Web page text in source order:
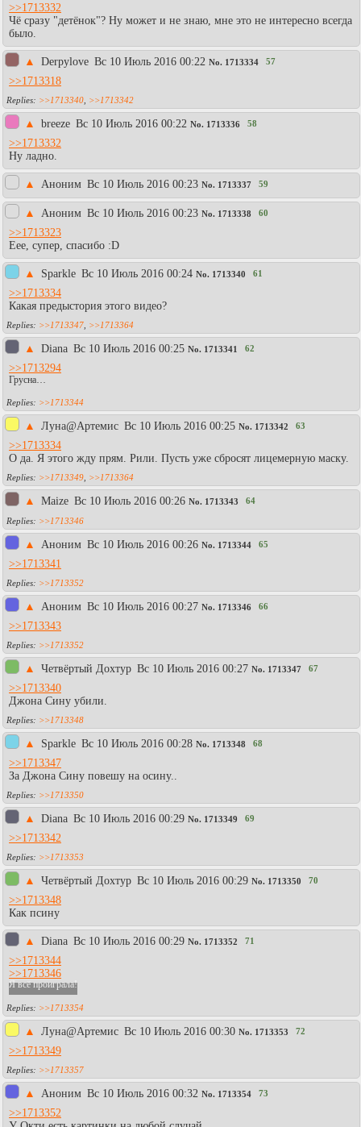
>>1713332
Чё сразу "детёнок"? Ну может и не знаю, мне это не интересно всегда
было.
▲ Derpylove Вc 10 Июль 2016 00:22 No. 1713334 57
>>1713318
>>1713340 >>1713342
▲ breeze Вc 10 Июль 2016 00:22 No. 1713336 58
>>1713332
Ну ладно.
▲ Аноним Вc 10 Июль 2016 00:23 No. 1713337 59
▲ Аноним Вc 10 Июль 2016 00:23 No. 1713338 60
>>1713323
Еее, супер, спасибо :D
▲ Sparkle Вc 10 Июль 2016 00:24 No. 1713340 61
>>1713334
Какая предыстория этого видео?
>>1713347 >>1713364
▲ Diаna Вc 10 Июль 2016 00:25 No. 1713341 62
>>1713294
Грусна…
>>1713344
▲ Луна@Артемис Вc 10 Июль 2016 00:25 No. 1713342 63
>>1713334
О да. Я этого жду прям. Рили. Пусть уже сбросят лицемерную маску.
>>1713349 >>1713364
▲ Maize Вc 10 Июль 2016 00:26 No. 1713343 64
>>1713346
▲ Aнoним Вc 10 Июль 2016 00:26 No. 1713344 65
>>1713341
>>1713352
▲ Aнoним Вc 10 Июль 2016 00:27 No. 1713346 66
>>1713343
>>1713352
▲ Четвёртый Дохтур Вc 10 Июль 2016 00:27 No. 1713347 67
>>1713340
Джона Сину убили.
>>1713348
▲ Sparkle Вc 10 Июль 2016 00:28 No. 1713348 68
>>1713347
За Джона Сину повешу на осину..
>>1713350
▲ Diаna Вc 10 Июль 2016 00:29 No. 1713349 69
>>1713342
>>1713353
▲ Четвёртый Дохтур Вc 10 Июль 2016 00:29 No. 1713350 70
>>1713348
Как псину
▲ Diаna Вc 10 Июль 2016 00:29 No. 1713352 71
>>1713344
>>1713346
Я всё проиграла!
>>1713354
▲ Луна@Артемис Вc 10 Июль 2016 00:30 No. 1713353 72
>>1713349
>>1713357
▲ Aнoним Вc 10 Июль 2016 00:32 No. 1713354 73
>>1713352